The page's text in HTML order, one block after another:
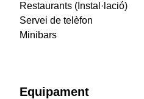
Restaurants (Instal·lació)
Servei de telèfon
Minibars
Equipament